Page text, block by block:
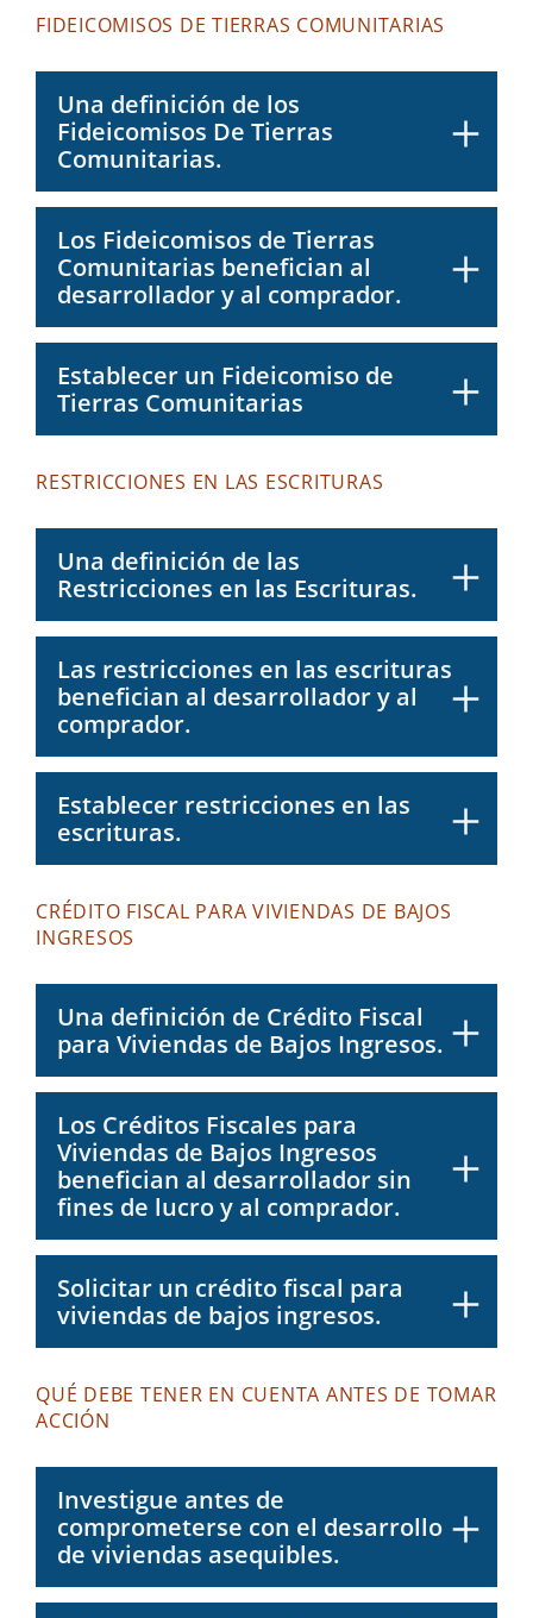
FIDEICOMISOS DE TIERRAS COMUNITARIAS
Una definición de los
Fideicomisos De Tierras
Comunitarias.
Los Fideicomisos de Tierras
Comunitarias benefician al
desarrollador y al comprador.
Establecer un Fideicomiso de
Tierras Comunitarias
RESTRICCIONES EN LAS ESCRITURAS
Una definición de las
Restricciones en las Escrituras.
Las restricciones en las escrituras
benefician al desarrollador y al
comprador.
Establecer restricciones en las
escrituras.
CRÉDITO FISCAL PARA VIVIENDAS DE BAJOS
INGRESOS
Una definición de Crédito Fiscal
para Viviendas de Bajos Ingresos.
Los Créditos Fiscales para
Viviendas de Bajos Ingresos
benefician al desarrollador sin
fines de lucro y al comprador.
Solicitar un crédito fiscal para
viviendas de bajos ingresos.
QUÉ DEBE TENER EN CUENTA ANTES DE TOMAR
ACCIÓN
Investigue antes de
comprometerse con el desarrollo
de viviendas asequibles.